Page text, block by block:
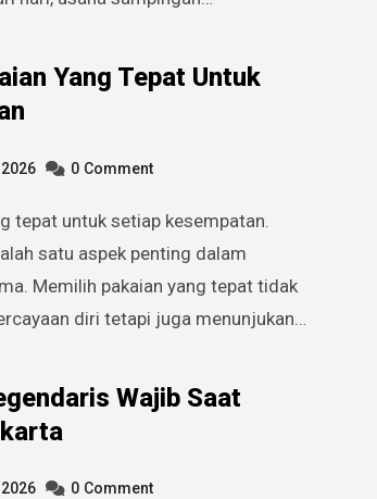
Yang Tepat Untuk
0 Comment
satu aspek penting dalam
Memilih pakaian yang tepat tidak
diri tetapi juga menunjukan…
Wajib Saat
0 Comment